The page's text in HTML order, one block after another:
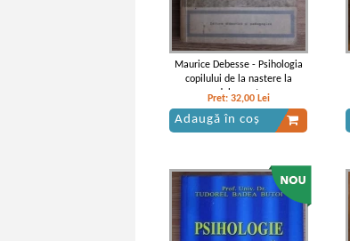
Maurice Debesse - Psihologia
copilului de la nastere la
adolescenta
Pret: 32,00 Lei
Adaugă în coș